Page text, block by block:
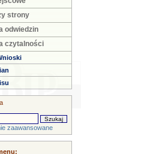
strony
odwiedzin
czytalności
zaawansowane